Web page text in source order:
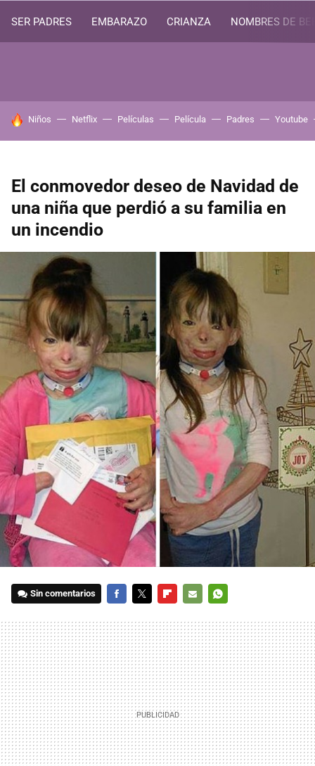
SER PADRES EMBARAZO CRIANZA NOMBRES DE
HOY SE HABLA DE
Niños Netflix Películas Película Padres Youtube
El conmovedor deseo de Navidad de
una niña que perdió a su familia en
un incendio
Sin comentarios
MAIL